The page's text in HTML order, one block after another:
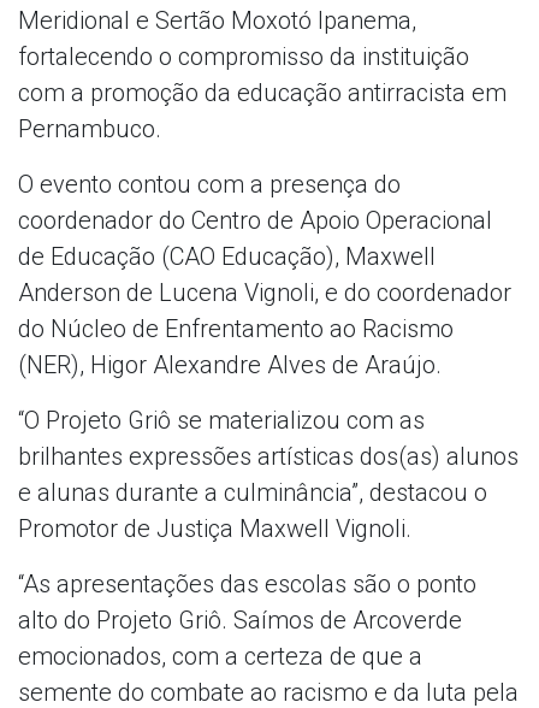
Meridional e Sertão Moxotó Ipanema,
fortalecendo o compromisso da instituição
com a promoção da educação antirracista em
Pernambuco.
O evento contou com a presença do
coordenador do Centro de Apoio Operacional
de Educação (CAO Educação), Maxwell
Anderson de Lucena Vignoli, e do coordenador
do Núcleo de Enfrentamento ao Racismo
(NER), Higor Alexandre Alves de Araújo.
“O Projeto Griô se materializou com as
brilhantes expressões artísticas dos(as) alunos
e alunas durante a culminância”, destacou o
Promotor de Justiça Maxwell Vignoli.
“As apresentações das escolas são o ponto
alto do Projeto Griô. Saímos de Arcoverde
emocionados, com a certeza de que a
semente do combate ao racismo e da luta pela